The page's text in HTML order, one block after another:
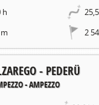
h
2
- PEDERÜ
- AMPEZZO